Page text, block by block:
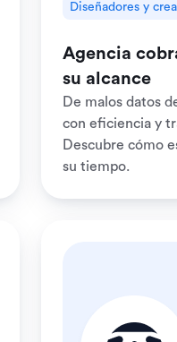
Diseñadores y
Agencia
su alcance
De malos datos
con eficiencia y
Descubre cómo
su tiempo.